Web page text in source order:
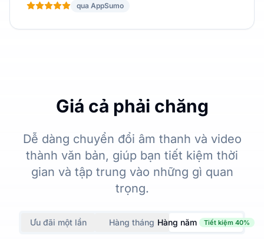
qua AppSumo
Giá cả phải chăng
Dễ dàng chuyển đổi âm thanh và video
thành văn bản, giúp bạn tiết kiệm thời
gian và tập trung vào những gì quan
trọng.
Ưu đãi một lần Hàng tháng Hàng năm Tiết kiệm 40%